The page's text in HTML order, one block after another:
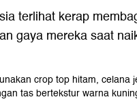
terlihat kerap
gaya mereka saat
crop top hitam, celana
tas bertekstur warna